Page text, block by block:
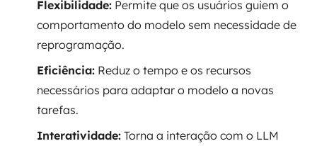
Flexibilidade: Permite que os usuários guiem o
comportamento do modelo sem necessidade de
reprogramação.
Eficiência: Reduz o tempo e os recursos
necessários para adaptar o modelo a novas
tarefas.
Interatividade: Torna a interação com o LLM